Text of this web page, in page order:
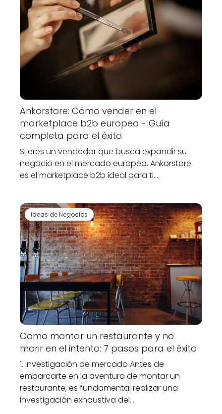
Ankorstore: Cómo vender en el
marketplace b2b europeo - Guía
completa para el éxito
Si eres un vendedor que busca expandir su
negocio en el mercado europeo, Ankorstore
es el marketplace b2b ideal para ti.…
Ideas de Negocios
Como montar un restaurante y no
morir en el intento: 7 pasos para el éxito
1. Investigación de mercado Antes de
embarcarte en la aventura de montar un
restaurante, es fundamental realizar una
investigación exhaustiva del…